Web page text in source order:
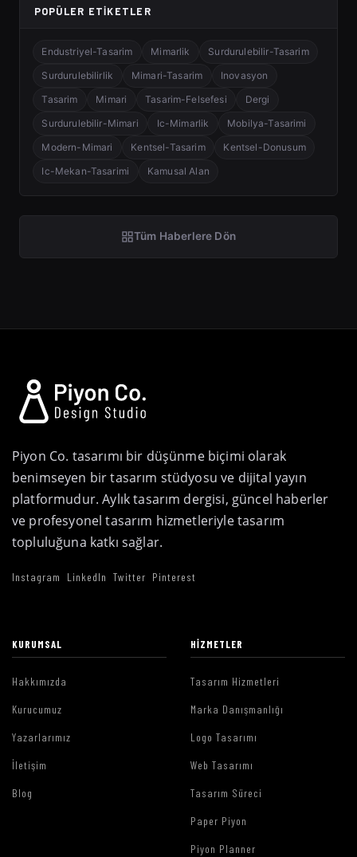
POPÜLER ETIKETLER
Endustriyel-Tasarim Mimarlik
Surdurulebilir-Tasarim
Surdurulebilirlik
Mimari-Tasarim
Inovasyon
Tasarim
Mimari Tasarim-Felsefesi
Dergi
Surdurulebilir-Mimari
Ic-Mimarlik
Mobilya-Tasarimi
Modern-Mimari
Kentsel-Tasarim
Kentsel-Donusum
Ic-Mekan-Tasarimi
Kamusal Alan
Tüm Haberlere Dön
Piyon Co. tasarımı bir düşünme biçimi olarak
benimseyen bir tasarım stüdyosu ve dijital yayın
platformudur. Aylık tasarım dergisi, güncel haberler
ve profesyonel tasarım hizmetleriyle tasarım
topluluğuna katkı sağlar.
Instagram LinkedIn Twitter Pinterest
KURUMSAL
Hakkımızda
Kurucumuz
Yazarlarımız
İletişim
Blog
HIZMETLER
Tasarım Hizmetleri
Marka Danışmanlığı
Logo Tasarımı
Web Tasarımı
Tasarım Süreci
Paper Piyon
Piyon Planner